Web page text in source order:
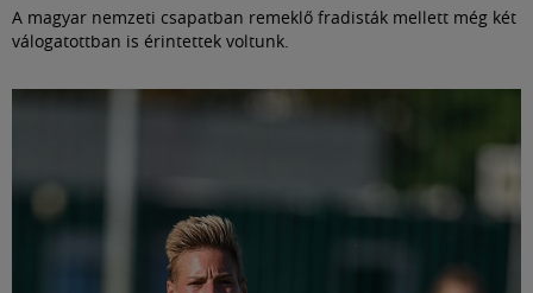
A magyar nemzeti csapatban remeklő fradisták mellett még két
válogatottban is érintettek voltunk.